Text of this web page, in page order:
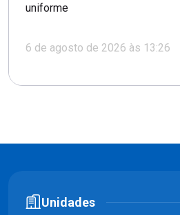
uniforme
6 de agosto de 2026 às 13:26
Unidades